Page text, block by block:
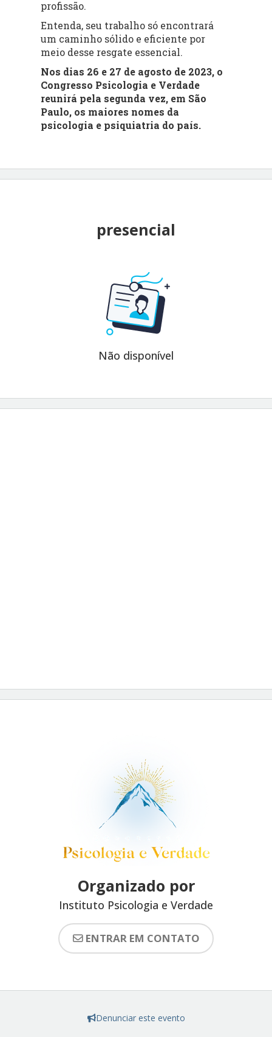
profissão.
Entenda, seu trabalho só encontrará
um caminho sólido e eficiente por
meio desse resgate essencial.
Nos dias 26 e 27 de agosto de 2023, o
Congresso Psicologia e Verdade
reunirá pela segunda vez, em São
Paulo, os maiores nomes da
psicologia e psiquiatria do país.
presencial
Não disponível
Organizado por
Instituto Psicologia e Verdade
ENTRAR EM CONTATO
Denunciar este evento